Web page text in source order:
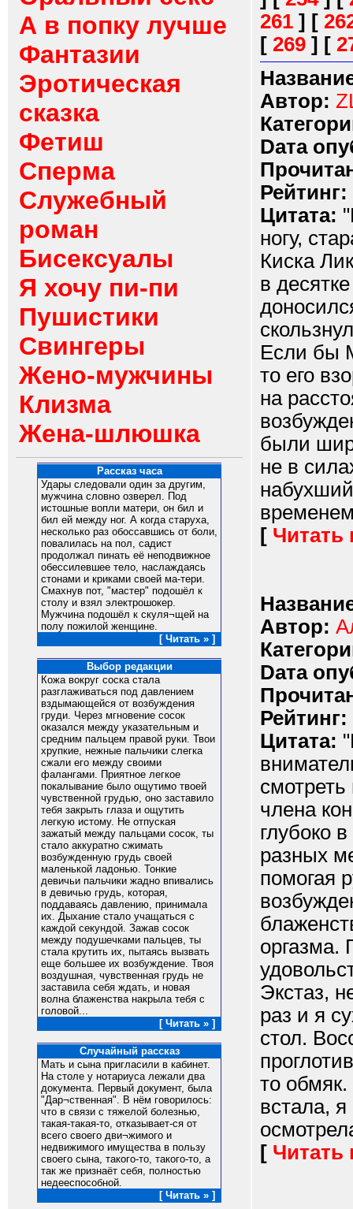
А в попку лучше
Фантазии
Эротическая
сказка
Фетиш
Сперма
Служебный
роман
Бисексуалы
Я хочу пи-пи
Пушистики
Свингеры
Жено-мужчины
Клизма
Жена-шлюшка
Рассказ часа
Удары следовали один за другим,
мужчина словно озверел. Под
истошные вопли матери, он бил и
бил ей между ног. А когда старуха,
несколько раз обоссавшись от боли,
повалилась на пол, садист
продолжал пинать её неподвижное
обессилевшее тело, наслаждаясь
стонами и криками своей ма-тери.
Смахнув пот, "мастер" подошёл к
столу и взял электрошокер.
Мужчина подошёл к скуля¬щей на
полу пожилой женщине.
[ Читать » ]
Выбор редакции
Кожа вокруг соска стала
разглаживаться под давлением
вздымающейся от возбуждения
груди. Через мгновение сосок
оказался между указательным и
средним пальцем правой руки. Твои
хрупкие, нежные пальчики слегка
сжали его между своими
фалангами. Приятное легкое
покалывание было ощутимо твоей
чувственной грудью, оно заставило
тебя закрыть глаза и ощутить
легкую истому. Не отпуская
зажатый между пальцами сосок, ты
стало аккуратно сжимать
возбужденную грудь своей
маленькой ладонью. Тонкие
девичьи пальчики жадно впивались
в девичью грудь, которая,
поддаваясь давлению, принимала
их. Дыхание стало учащаться с
каждой секундой. Зажав сосок
между подушечками пальцев, ты
стала крутить их, пытаясь вызвать
еще большее их возбуждение. Твоя
воздушная, чувственная грудь не
заставила себя ждать, и новая
волна блаженства накрыла тебя с
головой...
[ Читать » ]
Случайный рассказ
Мать и сына пригласили в кабинет.
На столе у нотариуса лежали два
документа. Первый документ, была
"Дар¬ственная". В нём говорилось:
что в связи с тяжелой болезнью,
такая-такая-то, отказывает-ся от
всего своего дви¬жимого и
недвижимого имущества в пользу
своего сына, такого-то, такого-то, а
так же признаёт себя, полностью
недееспособной.
[ Читать » ]
261 ] [
[ 269 ] [
Автор:
Dата
Рейтинг:
Цитата:
ногу,
Киска
в
Если бы
то его
на
были
не в
[ Читать
Автор:
Dата
Рейтинг:
Цитата:
члена
глубоко
разных
помогая
оргазма.
Экстаз,
раз и я
стол.
то обмяк.
встала,
[ Читать